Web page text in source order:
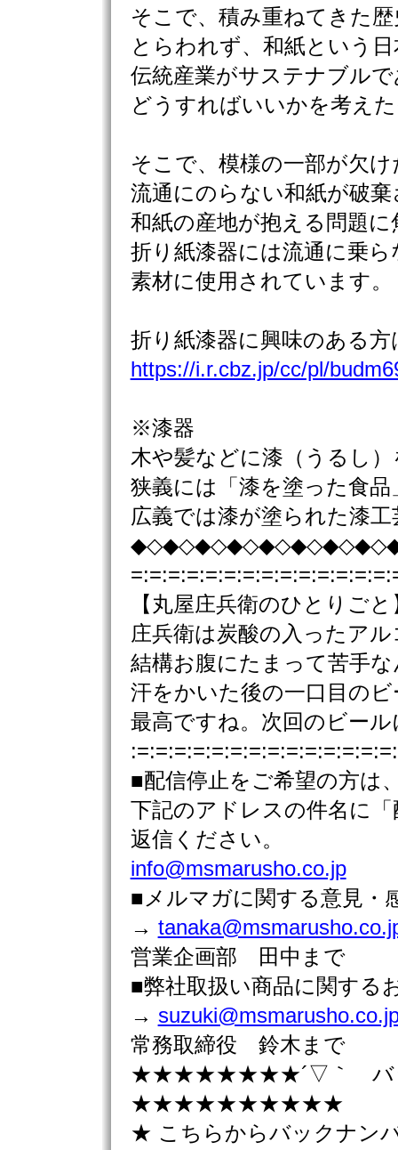
そこで、積み重ねてきた
とらわれず、和紙という
伝統産業がサステナブル
どうすればいいかを考え
そこで、模様の一部が欠
流通にのらない和紙が破
和紙の産地が抱える問題に
折り紙漆器には流通に乗ら
素材に使用されています。
折り紙漆器に興味のある
https://i.r.cbz.jp/cc/pl/
※漆器
木や髪などに漆（うるし
狭義には「漆を塗った食
広義では漆が塗られた漆
【丸屋庄兵衛のひとりごと
庄兵衛は炭酸の入ったア
結構お腹にたまって苦手
汗をかいた後の一口目の
最高ですね。次回のビー
■配信停止をご希望の方は
下記のアドレスの件名に
返信ください。
info@msmarusho.co.jp
■メルマガに関する意見・
→
営業企画部 田中まで
■弊社取扱い商品に関す
→
常務取締役 鈴木まで
★★★★★★★★´▽｀ バッ
★★★★★★★★★★
★ こちらからバックナン